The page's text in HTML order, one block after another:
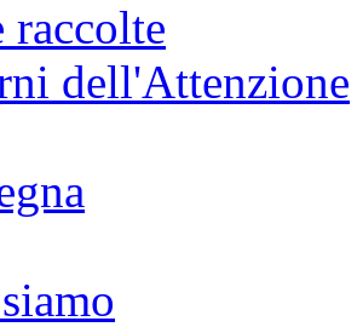
raccolte
dell'Attenzione